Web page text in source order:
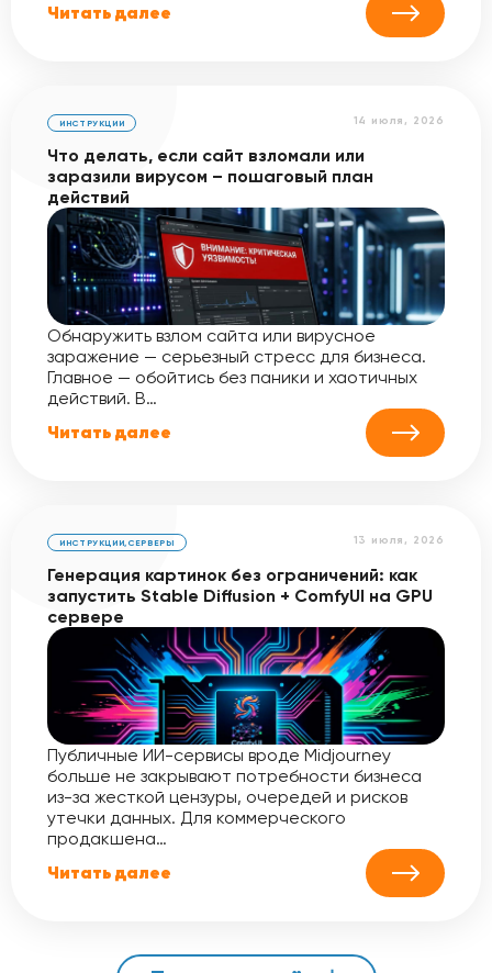
Читать далее
14 июля, 2026
ИНСТРУКЦИИ
Что делать, если сайт взломали или
заразили вирусом – пошаговый план
действий
Обнаружить взлом сайта или вирусное
заражение — серьезный стресс для бизнеса.
Главное — обойтись без паники и хаотичных
действий. В…
Читать далее
13 июля, 2026
ИНСТРУКЦИИ, СЕРВЕРЫ
Генерация картинок без ограничений: как
запустить Stable Diffusion + ComfyUI на GPU
сервере
Публичные ИИ-сервисы вроде Midjourney
больше не закрывают потребности бизнеса
из-за жесткой цензуры, очередей и рисков
утечки данных. Для коммерческого
продакшена…
Читать далее